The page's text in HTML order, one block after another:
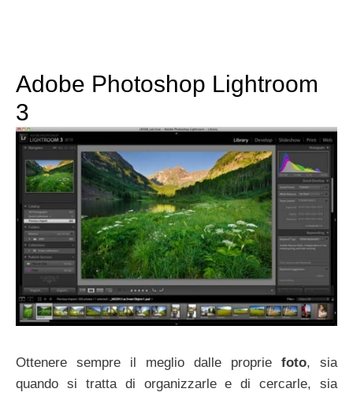
Adobe Photoshop Lightroom
3
Ottenere sempre il meglio dalle proprie foto, sia
quando si tratta di organizzarle e di cercarle, sia